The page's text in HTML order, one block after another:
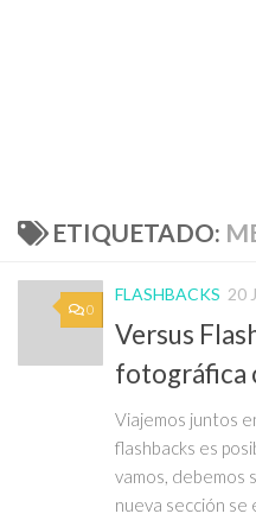
ETIQUETADO:
0
FLASHBACKS 20
Versus
fotográfica
Viajemos juntos
flashbacks es
vamos, debemos
nueva sección se